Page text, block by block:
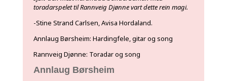
toradarspelet til Rannveig Djønne vart dette rein magi.
-Stine Strand Carlsen, Avisa Hordaland.
Annlaug Børsheim: Hardingfele, gitar og song
Rannveig Djønne: Toradar og song
Annlaug Børsheim